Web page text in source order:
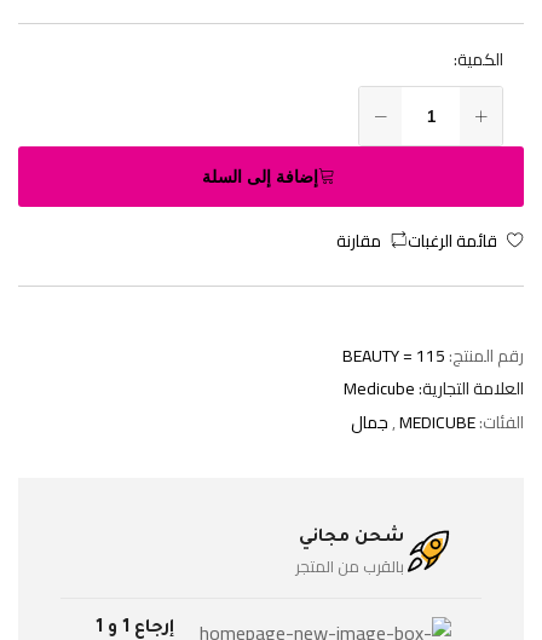
الكمية:
إضافة إلى السلة
قائمة الرغبات مقارنة
رقم المنتج:BEAUTY = 115
العلامة التجارية:Medicube
الفئات:MEDICUBE
,جمال
شحن مجاني
بالقرب من المتجر
إرجاع 1 و 1